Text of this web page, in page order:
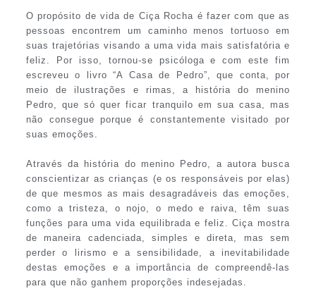
O propósito de vida de Ciça Rocha é fazer com que as
pessoas encontrem um caminho menos tortuoso em
suas trajetórias visando a uma vida mais satisfatória e
feliz. Por isso, tornou-se psicóloga e com este fim
escreveu o livro “A Casa de Pedro”, que conta, por
meio de ilustrações e rimas, a história do menino
Pedro, que só quer ficar tranquilo em sua casa, mas
não consegue porque é constantemente visitado por
suas emoções.
Através da história do menino Pedro, a autora busca
conscientizar as crianças (e os responsáveis por elas)
de que mesmos as mais desagradáveis das emoções,
como a tristeza, o nojo, o medo e raiva, têm suas
funções para uma vida equilibrada e feliz. Ciça mostra
de maneira cadenciada, simples e direta, mas sem
perder o lirismo e a sensibilidade, a inevitabilidade
destas emoções e a importância de compreendê-las
para que não ganhem proporções indesejadas.